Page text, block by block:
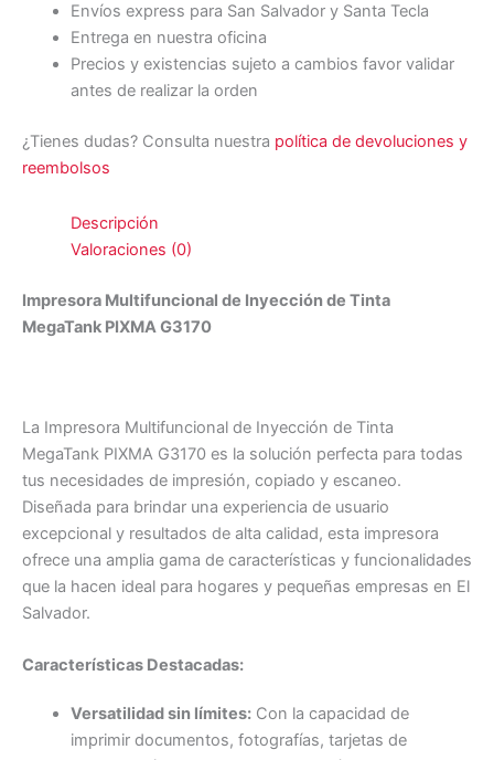
Envíos express para San Salvador y Santa Tecla
Entrega en nuestra oficina
Precios y existencias sujeto a cambios favor validar
antes de realizar la orden
¿Tienes dudas? Consulta nuestra política de devoluciones y
reembolsos
Descripción
Valoraciones (0)
Impresora Multifuncional de Inyección de Tinta
MegaTank PIXMA G3170
La Impresora Multifuncional de Inyección de Tinta
MegaTank PIXMA G3170 es la solución perfecta para todas
tus necesidades de impresión, copiado y escaneo.
Diseñada para brindar una experiencia de usuario
excepcional y resultados de alta calidad, esta impresora
ofrece una amplia gama de características y funcionalidades
que la hacen ideal para hogares y pequeñas empresas en El
Salvador.
Características Destacadas:
Versatilidad sin límites:Con la capacidad de
imprimir documentos, fotografías, tarjetas de